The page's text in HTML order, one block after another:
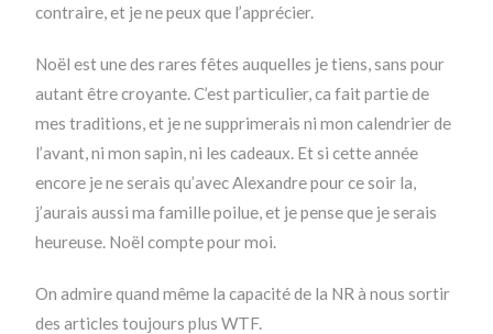
contraire, et je ne peux que l’apprécier.
Noël est une des rares fêtes auquelles je tiens, sans pour
autant être croyante. C’est particulier, ca fait partie de
mes traditions, et je ne supprimerais ni mon calendrier de
l’avant, ni mon sapin, ni les cadeaux. Et si cette année
encore je ne serais qu’avec Alexandre pour ce soir la,
j’aurais aussi ma famille poilue, et je pense que je serais
heureuse. Noël compte pour moi.
On admire quand même la capacité de la NR à nous sortir
des articles toujours plus WTF.